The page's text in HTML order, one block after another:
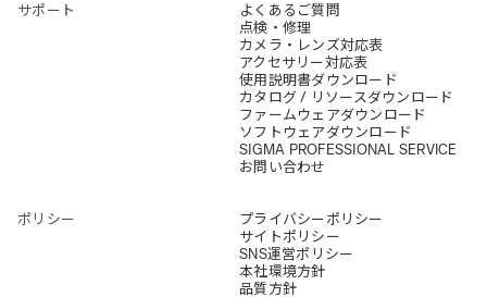
サポート
よくあるご質問
点検・修理
カメラ・レンズ対応表
アクセサリー対応表
使用説明書ダウンロード
カタログ / リソースダウンロード
ファームウェアダウンロード
ソフトウェアダウンロード
SIGMA PROFESSIONAL SERVICE
お問い合わせ
ポリシー
プライバシーポリシー
サイトポリシー
SNS運営ポリシー
本社環境方針
品質方針